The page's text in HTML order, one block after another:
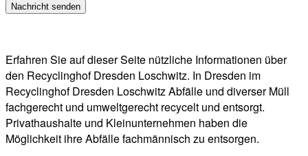
Erfahren Sie auf dieser Seite nützliche Informationen über
den Recyclinghof Dresden Loschwitz. In Dresden im
Recyclinghof Dresden Loschwitz Abfälle und diverser Müll
fachgerecht und umweltgerecht recycelt und entsorgt.
Privathaushalte und Kleinunternehmen haben die
Möglichkeit ihre Abfälle fachmännisch zu entsorgen.